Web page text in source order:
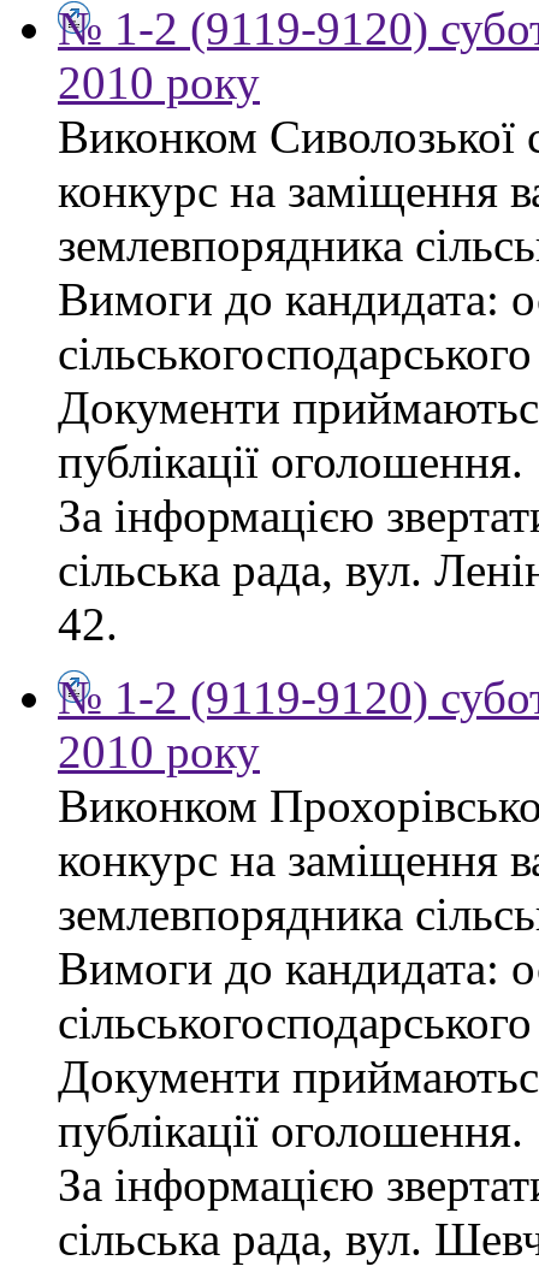
№ 1-2 (9119-9120)
2010 року
Виконком Сиволозької
конкурс на заміщення
землевпорядника
Вимоги до кандидата:
Документи
публікації оголошення.
За інформацією
сільська рада, вул.
42.
№ 1-2 (9119-9120)
2010 року
Виконком
конкурс на заміщення
землевпорядника
Вимоги до кандидата:
Документи
публікації оголошення.
За інформацією
сільська рада, вул.